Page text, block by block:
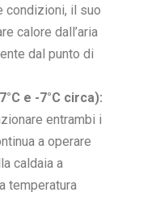
condizioni, il suo
calore dall’aria
dal punto di
e -7°C circa):
entrambi i
a operare
caldaia a
temperatura